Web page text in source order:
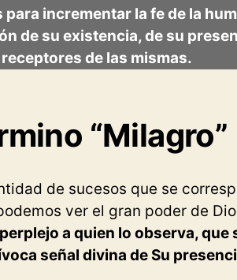
incrementar la fe de la
de su existencia, de su
de las mismas.
“Milagro”
de sucesos que se
ver el gran poder de
a quien lo observa, que
señal divina de Su